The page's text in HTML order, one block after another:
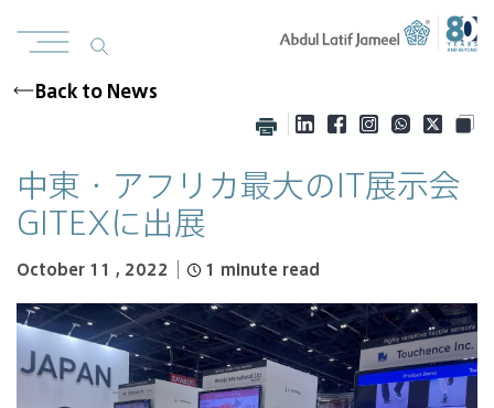
Back to News
中東・アフリカ最大のIT展示会
GITEXに出展
October 11 , 2022 1 minute read